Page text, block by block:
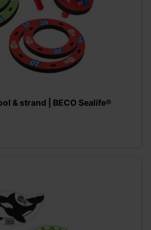
& strand | BECO Sealife®